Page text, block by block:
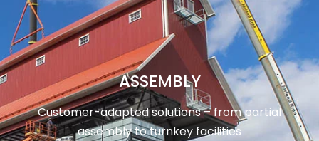
ASSEMBLY
Customer-adapted solutions – from partial
assembly to turnkey facilities